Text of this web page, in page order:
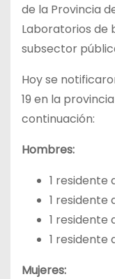
de la Provincia
Laboratorios de
subsector
Hoy se
19 en la
continuación:
Hombres:
1 residente
1 residente
1 residente
1 residente
Mujeres: